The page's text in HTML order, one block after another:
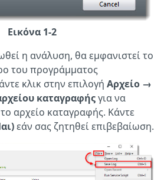
Εικόνα 1-2
η ανάλυση, θα εμφανιστεί το
του προγράμματος
κλικ στην επιλογή Αρχείο →
καταγραφήςγια να
αρχείο καταγραφής. Κάντε
εάν σας ζητηθεί επιβεβαίωση.